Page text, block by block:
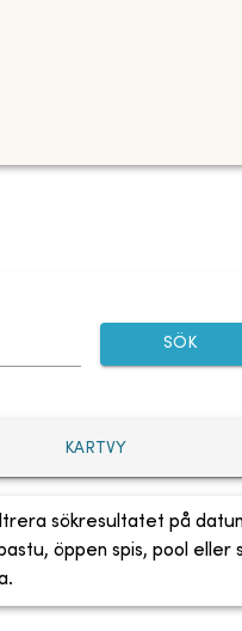
SÖK
KARTVY
sökresultatet på
öppen spis, pool eller